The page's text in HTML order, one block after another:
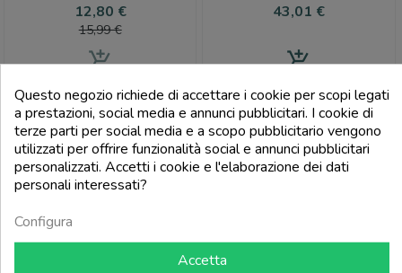
Prezzo
12,80 €Prezzo
15,99 €
add_shopping_cart
Prezzo
43,01 €
add_shopping_cart
-15% -12%
Questo negozio richiede di accettare i cookie per scopi legati
a prestazioni, social media e annunci pubblicitari. I cookie di
terze parti per social media e a scopo pubblicitario vengono
utilizzati per offrire funzionalità social e annunci pubblicitari
personalizzati. Accetti i cookie e l'elaborazione dei dati
personali interessati?
Configura
Accetta